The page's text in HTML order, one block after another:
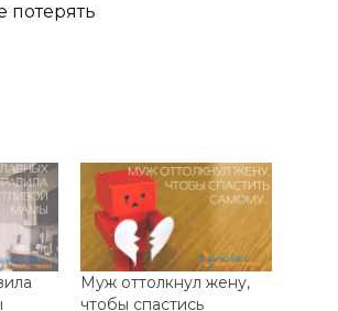
потерять
Муж оттолкнул жену,
чтобы спастись